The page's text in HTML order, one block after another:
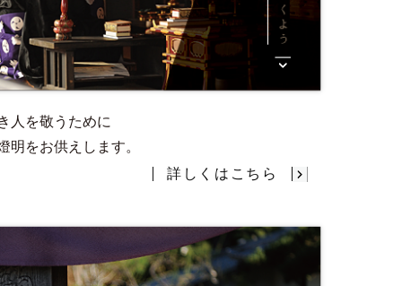
人を敬うために
明をお供えします。
詳しくはこちら